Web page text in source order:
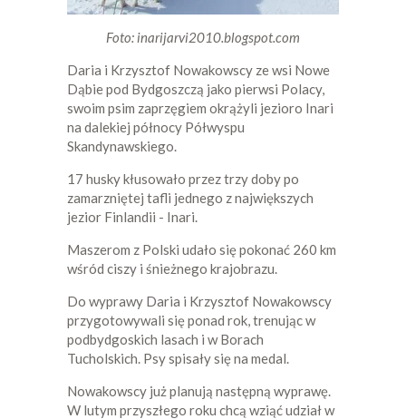
Foto: inarijarvi2010.blogspot.com
Daria i Krzysztof Nowakowscy ze wsi Nowe
Dąbie pod Bydgoszczą jako pierwsi Polacy,
swoim psim zaprzęgiem okrążyli jezioro Inari
na dalekiej północy Półwyspu
Skandynawskiego.
17 husky kłusowało przez trzy doby po
zamarzniętej tafli jednego z największych
jezior Finlandii - Inari.
Maszerom z Polski udało się pokonać 260 km
wśród ciszy i śnieżnego krajobrazu.
Do wyprawy Daria i Krzysztof Nowakowscy
przygotowywali się ponad rok, trenując w
podbydgoskich lasach i w Borach
Tucholskich. Psy spisały się na medal.
Nowakowscy już planują następną wyprawę.
W lutym przyszłego roku chcą wziąć udział w